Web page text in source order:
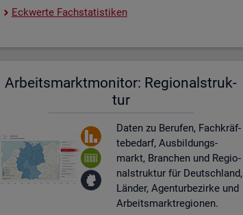
Eck­wer­te Fach­sta­tis­ti­ken
Ar­beits­markt­mo­ni­tor: Re­gio­nal­struk­
tur
Daten zu Be­ru­fen, Fach­kräf­
te­be­darf, Aus­bil­dungs­
markt, Bran­chen und Re­gio­
nal­struk­tur für Deutsch­land,
Län­der, Agen­tur­be­zir­ke und
Ar­beits­markt­re­gio­nen.